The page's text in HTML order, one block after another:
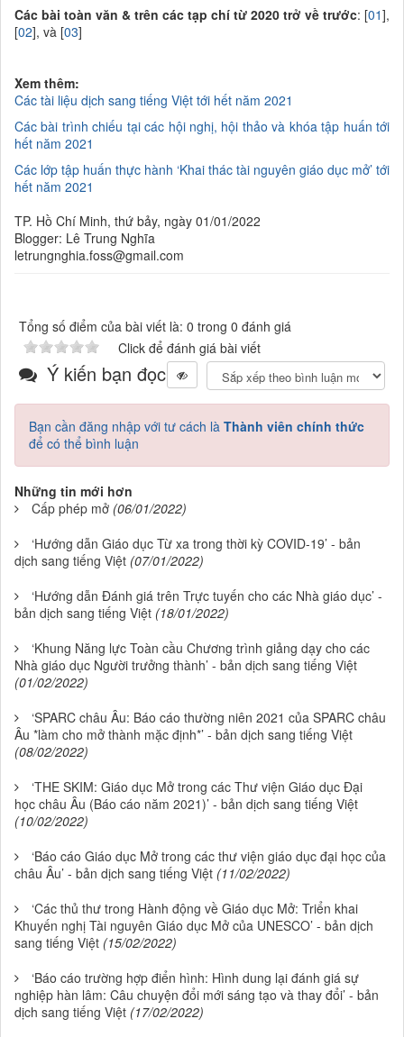
Các bài toàn văn & trên các tạp chí từ 2020 trở về trước: [01],
[02], và [03]
Xem thêm:
Các tài liệu dịch sang tiếng Việt tới hết năm 2021
Các bài trình chiếu tại các hội nghị, hội thảo và khóa tập huấn tới
hết năm 2021
Các lớp tập huấn thực hành ‘Khai thác tài nguyên giáo dục mở’ tới
hết năm 2021
TP. Hồ Chí Minh, thứ bảy, ngày 01/01/2022
Blogger: Lê Trung Nghĩa
letrungnghia.foss@gmail.com
Tổng số điểm của bài viết là: 0 trong 0 đánh giá
Click để đánh giá bài viết
Ý kiến bạn đọc
Bạn cần đăng nhập với tư cách là Thành viên chính thức
để có thể bình luận
Những tin mới hơn
Cấp phép mở (06/01/2022)
‘Hướng dẫn Giáo dục Từ xa trong thời kỳ COVID-19’ - bản
dịch sang tiếng Việt (07/01/2022)
‘Hướng dẫn Đánh giá trên Trực tuyến cho các Nhà giáo dục’ -
bản dịch sang tiếng Việt (18/01/2022)
‘Khung Năng lực Toàn cầu Chương trình giảng dạy cho các
Nhà giáo dục Người trưởng thành’ - bản dịch sang tiếng Việt
(01/02/2022)
‘SPARC châu Âu: Báo cáo thường niên 2021 của SPARC châu
Âu *làm cho mở thành mặc định*’ - bản dịch sang tiếng Việt
(08/02/2022)
‘THE SKIM: Giáo dục Mở trong các Thư viện Giáo dục Đại
học châu Âu (Báo cáo năm 2021)’ - bản dịch sang tiếng Việt
(10/02/2022)
‘Báo cáo Giáo dục Mở trong các thư viện giáo dục đại học của
châu Âu’ - bản dịch sang tiếng Việt (11/02/2022)
‘Các thủ thư trong Hành động về Giáo dục Mở: Triển khai
Khuyến nghị Tài nguyên Giáo dục Mở của UNESCO’ - bản dịch
sang tiếng Việt (15/02/2022)
‘Báo cáo trường hợp điển hình: Hình dung lại đánh giá sự
nghiệp hàn lâm: Câu chuyện đổi mới sáng tạo và thay đổi’ - bản
dịch sang tiếng Việt (17/02/2022)